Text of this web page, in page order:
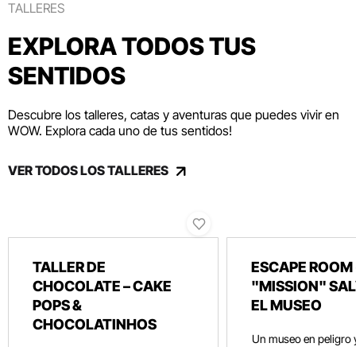
TALLERES
EXPLORA TODOS TUS
SENTIDOS
Descubre los talleres, catas y aventuras que puedes vivir en
WOW. Explora cada uno de tus sentidos!
VER TODOS LOS TALLERES
TALLER DE
CHOCOLATE – CAKE
POPS &
CHOCOLATINHOS
ESCAPE ROOM
"MISSION"
EL MUSEO
Un museo en peligro